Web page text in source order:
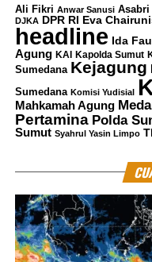
Ali Fikri Anwar Sanusi Asabri
DJKA
DPR RI Eva
headline Ida
Agung KAI Kapolda Sumut
Sumedana Kejagung
Sumedana Komisi Yudisial
Mahkamah Agung
Pertamina Polda
Sumut Syahrul Yasin Limpo